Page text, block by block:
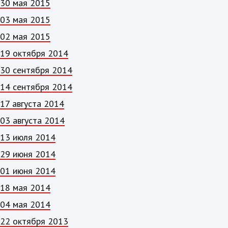
30 мая 2015
03 мая 2015
02 мая 2015
19 октября 2014
30 сентября 2014
14 сентября 2014
17 августа 2014
03 августа 2014
13 июля 2014
29 июня 2014
01 июня 2014
18 мая 2014
04 мая 2014
22 октября 2013